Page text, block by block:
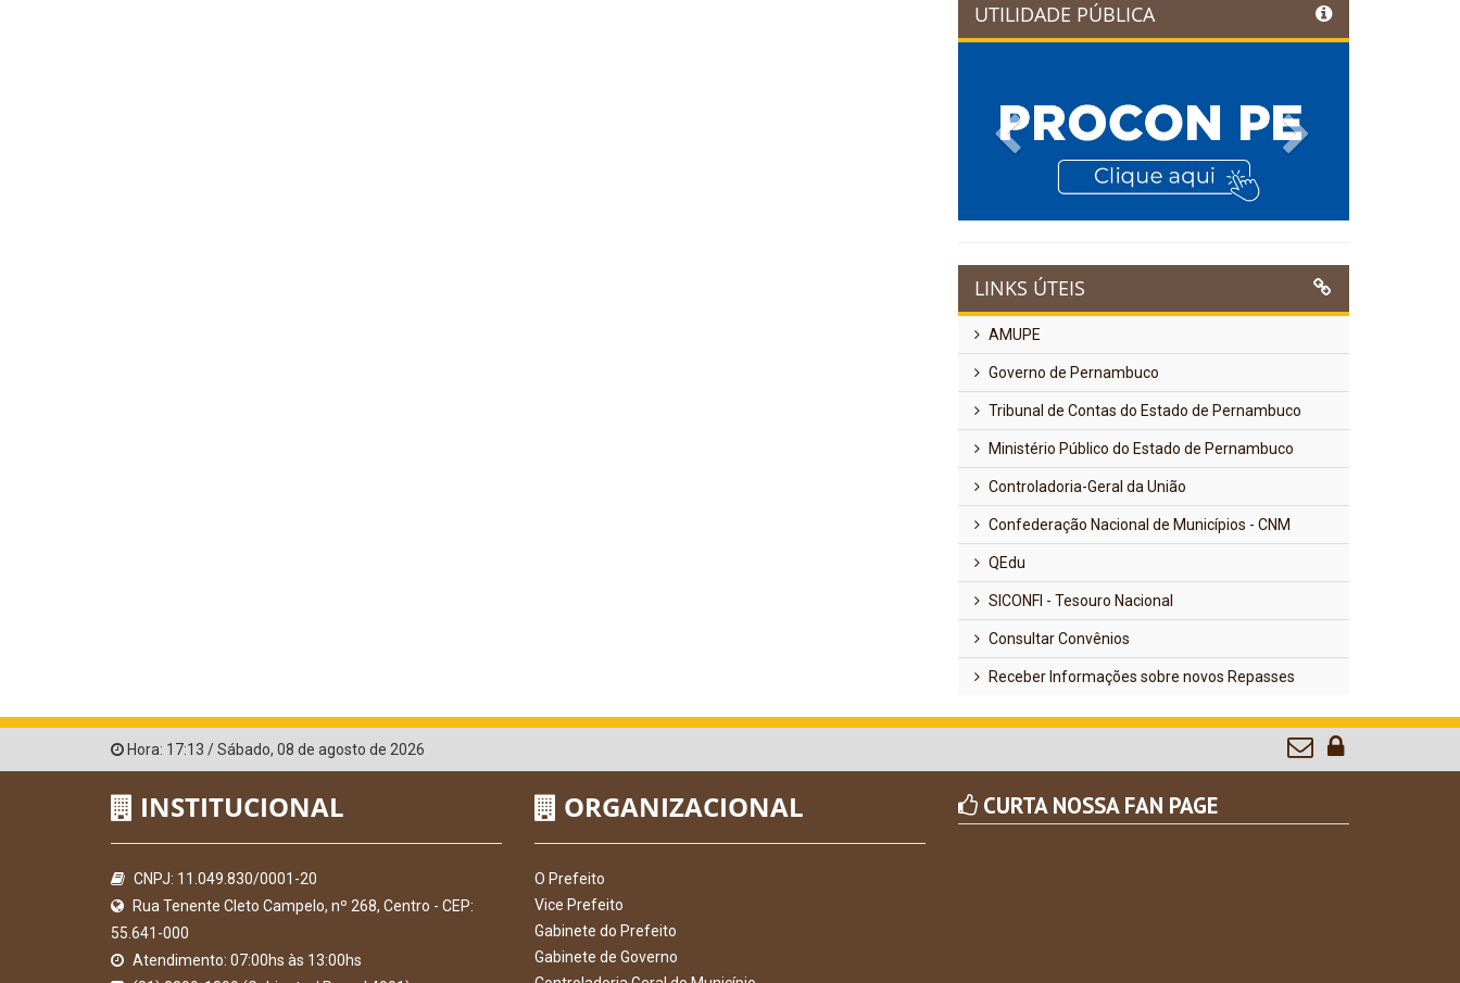
UTILIDADE PÚBLICA
Previous
LINKS ÚTEIS
AMUPE
Governo de Pernambuco
Tribunal de Contas do Estado de Pernambuco
Ministério Público do Estado de Pernambuco
Controladoria-Geral da União
Confederação Nacional de Municípios - CNM
QEdu
SICONFI - Tesouro Nacional
Consultar Convênios
Receber Informações sobre novos Repasses
Hora: 17:13 /Sábado, 08 de agosto de 2026
INSTITUCIONAL
CNPJ: 11.049.830/0001-20
Rua Tenente Cleto Campelo, nº 268, Centro - CEP:
55.641-000
Atendimento: 07:00hs às 13:00hs
ORGANIZACIONAL
O Prefeito
Vice Prefeito
Gabinete do Prefeito
Gabinete de Governo
CURTA NOSSA FAN PAGE